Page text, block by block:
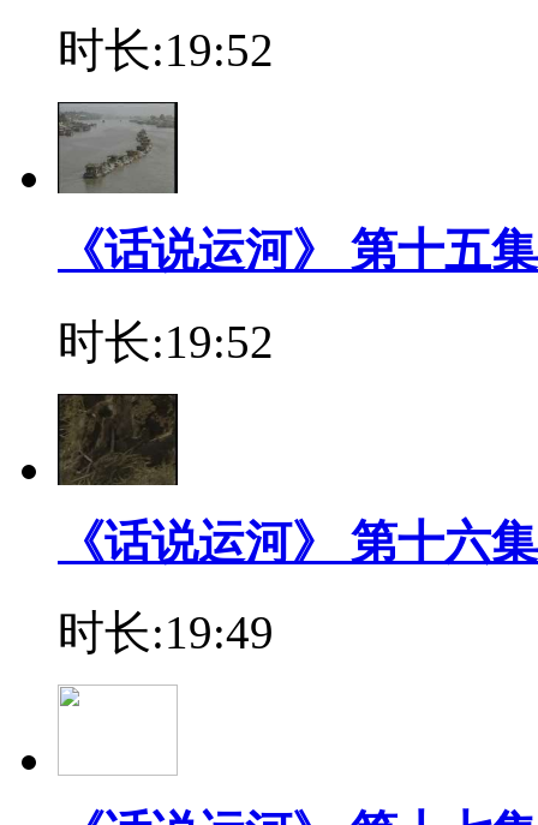
时长:19:52
《话说运河》 第十五
时长:19:52
《话说运河》 第十六
时长:19:49